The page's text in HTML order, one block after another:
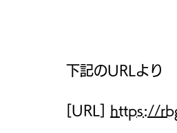
下記のURLより
[URL] https://